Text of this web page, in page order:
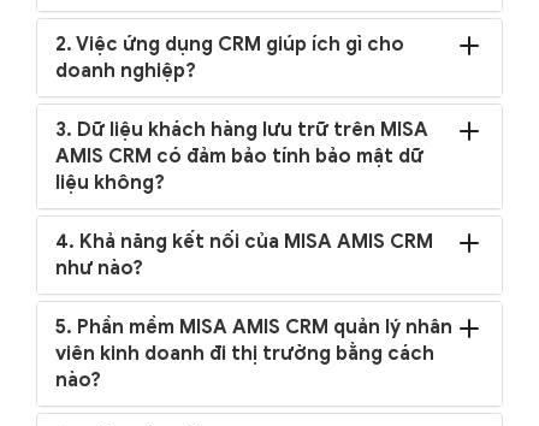
2. Việc ứng dụng CRM giúp ích gì cho
doanh nghiệp?
3. Dữ liệu khách hàng lưu trữ trên MISA
AMIS CRM có đảm bảo tính bảo mật dữ
liệu không?
4. Khả năng kết nối của MISA AMIS CRM
như nào?
5. Phần mềm MISA AMIS CRM quản lý nhân
viên kinh doanh đi thị trường bằng cách
nào?